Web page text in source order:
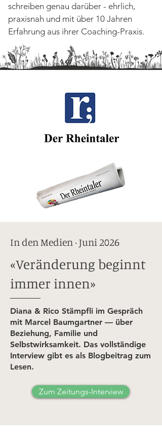
schreiben genau darüber - ehrlich,
praxisnah und mit über 10 Jahren
Erfahrung aus ihrer Coaching-Praxis.
In den Medien · Juni 2026
«Veränderung beginnt
immer innen»
Diana & Rico Stämpfli im Gespräch
mit Marcel Baumgartner — über
Beziehung, Familie und
Selbstwirksamkeit. Das vollständige
Interview gibt es als Blogbeitrag zum
Lesen.
Zum Zeitungs-Interview